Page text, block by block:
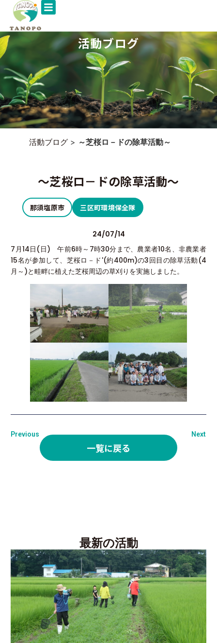
活動ブログ
活動ブログ > ～芝桜ロ－ドの除草活動～
～芝桜ロ－ドの除草活動～
那須塩原市 三区町環境保全隊
24/07/14
7月14日(日) 午前6時～7時30分まで、農業者10名、非農業者
15名が参加して、芝桜ロ－ド'(約400m)の3回目の除草活動(4
月～)と畦畔に植えた芝桜周辺の草刈りを実施しました。
Previous Next
一覧に戻る
最新の活動